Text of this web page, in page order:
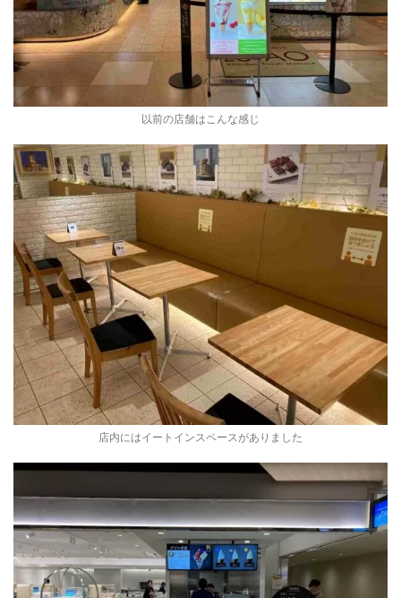
以前の店舗はこんな感じ
店内にはイートインスペースがありました